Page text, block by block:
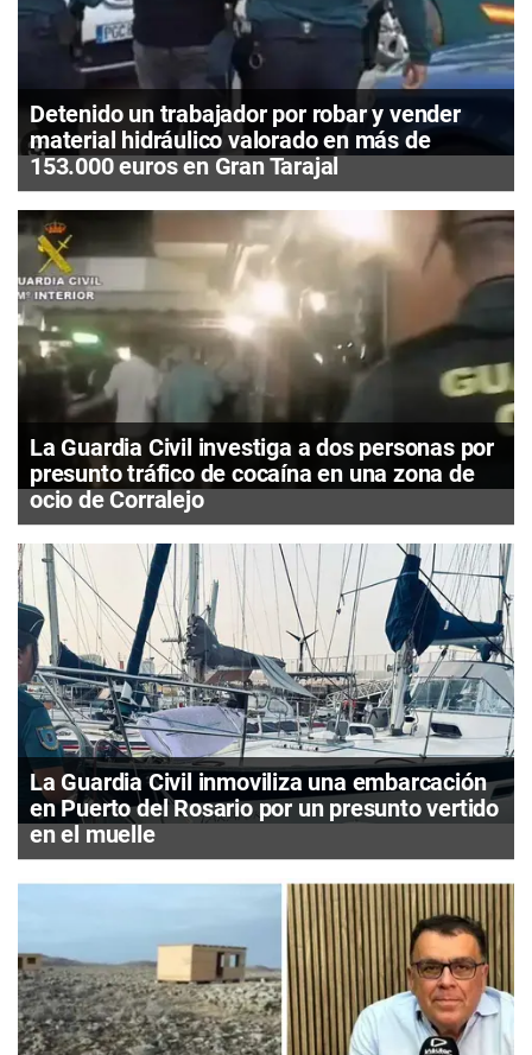
Detenido un trabajador por robar y vender
material hidráulico valorado en más de
153.000 euros en Gran Tarajal
La Guardia Civil investiga a dos personas por
presunto tráfico de cocaína en una zona de
ocio de Corralejo
La Guardia Civil inmoviliza una embarcación
en Puerto del Rosario por un presunto vertido
en el muelle